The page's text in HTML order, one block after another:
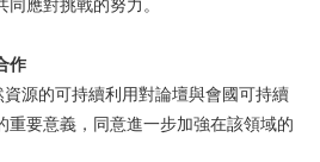
作
源的可持續利用對論壇與會國可持續
重要意義，同意進一步加強在該領域的